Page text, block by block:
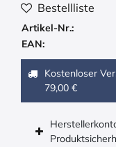
Bestellliste
Artikel-Nr.:
EAN:
Kostenloser
79,00 €